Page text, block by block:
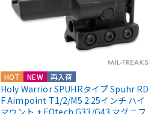
HOT NEW 再入荷
Holy Warrior SPUHRタイプ Spuhr RD
F Aimpoint T1/2/M5 2.25インチ ハイ
マウント + EOtech G33/G43 マグニフ